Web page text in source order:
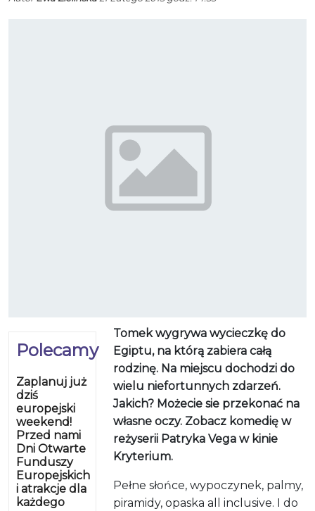
Polecamy
Zaplanuj już
dziś
europejski
weekend!
Przed nami
Dni Otwarte
Funduszy
Europejskich
i atrakcje dla
każdego
Tomek wygrywa wycieczkę do
Egiptu, na którą zabiera całą
rodzinę. Na miejscu dochodzi do
wielu niefortunnych zdarzeń.
Jakich? Możecie sie przekonać na
własne oczy. Zobacz komedię w
reżyserii Patryka Vega w kinie
Kryterium.
Pełne słońce, wypoczynek, palmy,
piramidy, opaska all inclusive. I do